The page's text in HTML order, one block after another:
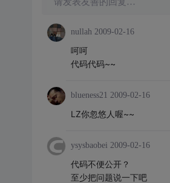
nullah 2009-02-16
呵呵
代码代码~~
blueness21 2009-02-16
LZ你忽悠人喔~~
ysysbaobei 2009-02-16
代码不便公开？
至少把问题说一下吧